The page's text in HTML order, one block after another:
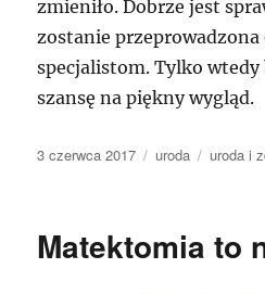
zmieniło. Dobrze jest
zostanie przeprowadzona
specjalistom. Tylko
szansę na piękny wygląd.
Data
3 czerwca 2017 Kategorie
uroda Tagi
uroda i
Matektomia to